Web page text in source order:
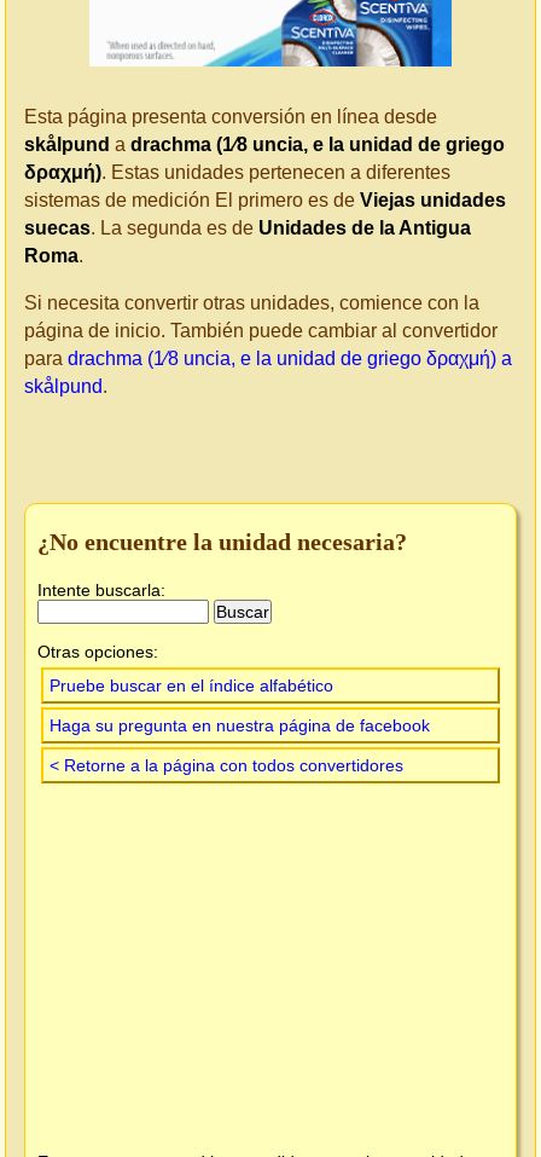
Esta página presenta conversión en línea desde
skålpund a drachma (1⁄8 uncia, e la unidad de griego
δραχμή). Estas unidades pertenecen a diferentes
sistemas de medición El primero es de Viejas unidades
suecas. La segunda es de Unidades de la Antigua
Roma.
Si necesita convertir otras unidades, comience con la
página de inicio. También puede cambiar al convertidor
para drachma (1⁄8 uncia, e la unidad de griego δραχμή) a
skålpund.
¿No encuentre la unidad necesaria?
Intente buscarla:
Otras opciones:
Pruebe buscar en el índice alfabético
Haga su pregunta en nuestra página de facebook
< Retorne a la página con todos convertidores